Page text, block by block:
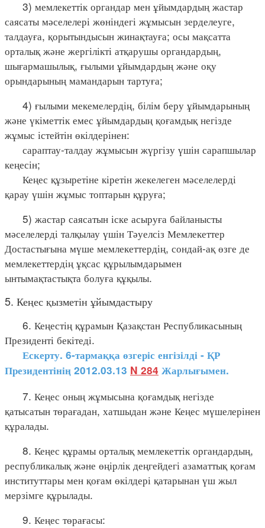
3) мемлекеттік органдар мен ұйымдардың жастар
саясаты мәселелері жөніндегі жұмысын зерделеуге,
талдауға, қорытындысын жинақтауға; осы мақсатта
орталық және жергілікті атқарушы органдардың,
шығармашылық, ғылыми ұйымдардың және оқу
орындарының мамандарын тартуға;
4) ғылыми мекемелердің, білім беру ұйымдарының
және үкіметтік емес ұйымдардың қоғамдық негізде
жұмыс істейтін өкілдерінен:
сараптау-талдау жұмысын жүргізу үшін сарапшылар
кеңесін;
Кеңес құзыретіне кіретін жекелеген мәселелерді
қарау үшін жұмыс топтарын құруға;
5) жастар саясатын іске асыруға байланысты
мәселелерді талқылау үшін Тәуелсіз Мемлекеттер
Достастығына мүше мемлекеттердің, сондай-ақ өзге де
мемлекеттердің ұқсас құрылымдарымен
ынтымақтастықта болуға құқылы.
5. Кеңес қызметін ұйымдастыру
6. Кеңестің құрамын Қазақстан Республикасының
Президенті бекітеді.
Ескерту. 6-тармаққа өзгеріс енгізілді - ҚР
Президентінің 2012.03.13 N 284 Жарлығымен.
7. Кеңес оның жұмысына қоғамдық негізде
қатысатын төрағадан, хатшыдан және Кеңес мүшелерінен
құралады.
8. Кеңес құрамы орталық мемлекеттік органдардың,
республикалық және өңірлік деңгейдегі азаматтық қоғам
институттары мен қоғам өкілдері қатарынан үш жыл
мерзімге құрылады.
9. Кеңес төрағасы: